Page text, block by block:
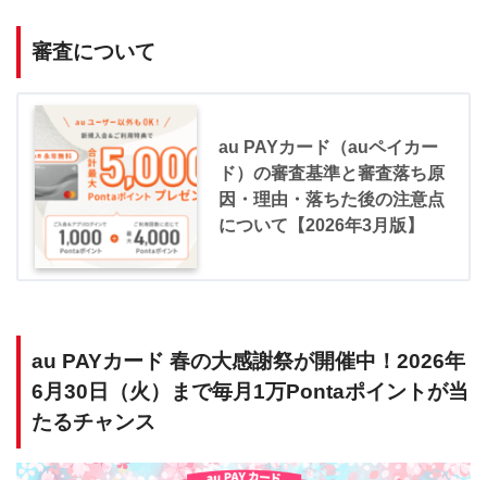
審査について
au PAYカード（auペイカー
ド）の審査基準と審査落ち原
因・理由・落ちた後の注意点
について【2026年3月版】
au PAYカード 春の大感謝祭が開催中！2026年
6月30日（火）まで毎月1万Pontaポイントが当
たるチャンス